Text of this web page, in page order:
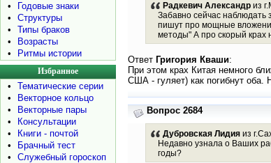
•
Годовые знаки
•
Структуры
•
Типы браков
•
Возрасты
•
Ритмы истории
Избранное
•
Тематические серии
•
Векторное кольцо
•
Векторные пары
•
Консультации
•
Книги - почтой
•
Брачный тест
•
Служебный гороскоп
Радкевич Александриз
Забавно сейчас наблюдать
пишут про мощные
методы" А про скорый крах
Ответ Григория Кваши:
При этом крах Китая немного
США - гуляет) как погибнут оба.
Вопрос 2684
Дубровская Лидияиз
Недавно узнала о Ваших
годы?